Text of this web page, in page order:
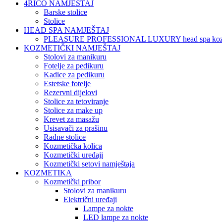
4RICO NAMJEŠTAJ
Barske stolice
Stolice
HEAD SPA NAMJEŠTAJ
PLEASURE PROFESSIONAL LUXURY head spa
KOZMETIČKI NAMJEŠTAJ
Stolovi za manikuru
Fotelje za pedikuru
Kadice za pedikuru
Estetske fotelje
Rezervni dijelovi
Stolice za tetoviranje
Stolice za make up
Krevet za masažu
Usisavači za prašinu
Radne stolice
Kozmetička kolica
Kozmetički uređaji
Kozmetički setovi namještaja
KOZMETIKA
Kozmetički pribor
Stolovi za manikuru
Električni uređaji
Lampe za nokte
LED lampe za nokte